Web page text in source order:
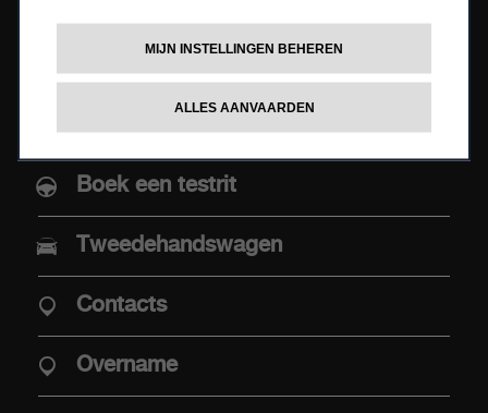
Abarth 500e
AANKOOP
Aaanbiedingen
Aanbod Abarth Special Warranty
Verkooppunten
Boek een testrit
Tweedehandswagen
Contacts
Overname
MIJN INSTELLINGEN BEHEREN
ALLES AANVAARDEN